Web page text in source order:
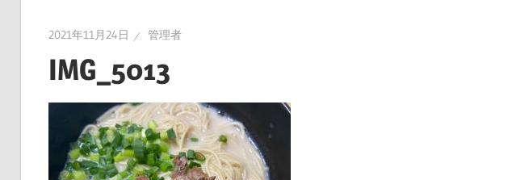
2021年11月24日 管理者
IMG_5013